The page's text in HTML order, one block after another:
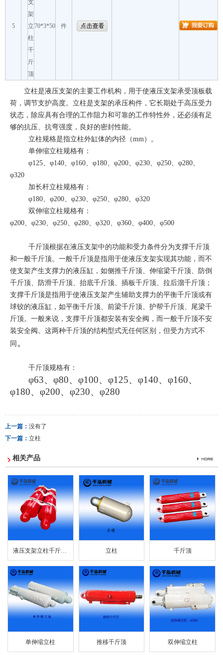
5
支
架
立
柱
千
斤
顶
70*3*50 件
立柱是液压支架的主要工作机构，用于使液压支架承受顶板载
荷，调节支护高度。立柱是支架的承压构件，它长期处于高压受力
状态，除应具有合理的工作阻力和可靠的工作特性外，还必须有足
够的抗压、抗弯强度，良好的密封性能。
立柱规格是指立柱外缸体的内径（mm ）。
单伸缩立柱规格有：
φ125 、φ140 、φ160 、φ180 、φ200 、φ230 、φ250 、φ280
φ320
加长杆立柱规格有：
φ180 、φ200 、φ230 、φ250 、φ280 、φ320
双伸缩立柱规格有：
φ200 、φ230 、φ250 、φ280 、φ320 、φ360 、φ400 、φ500
千斤顶根据在液压支架中的功能和受力条件分为支撑千斤顶
和一般千斤顶。一般千斤顶是指用于使液压支架实现其功能，而不
使支架产生支撑力的液压缸，如侧推千斤顶、伸缩梁千斤顶、防倒
千斤顶、防滑千斤顶、抬底千斤顶、插板千斤顶、拉后溜千斤顶；
支撑千斤顶是指用于使液压支架产生辅助支撑力的平衡千斤顶或有
球铰的液压缸，如平衡千斤顶、前梁千斤顶、护帮千斤顶、尾梁千
斤顶。一般来说，支撑千斤顶都安装有安全阀，而一般千斤顶不安
装安全阀。这两种千斤顶的结构型式无任何区别，但受力方式不
同 。
千斤顶规格有：
φ63、φ80、φ100、φ125、φ140、φ160、
φ180、φ200、φ230、 φ280
上一篇： 没有了
下一篇： 立柱
相关产品
液压支架立柱千斤顶... 立柱 千斤顶
单伸缩立柱 推移千斤顶 双伸缩立柱